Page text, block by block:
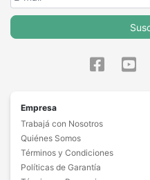
Empresa
Trabajá con Nosotros
Quiénes Somos
Términos y Condiciones
Políticas de Garantía